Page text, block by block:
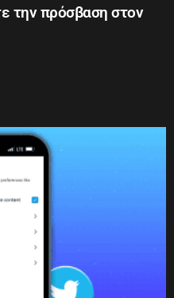
την πρόσβαση στον